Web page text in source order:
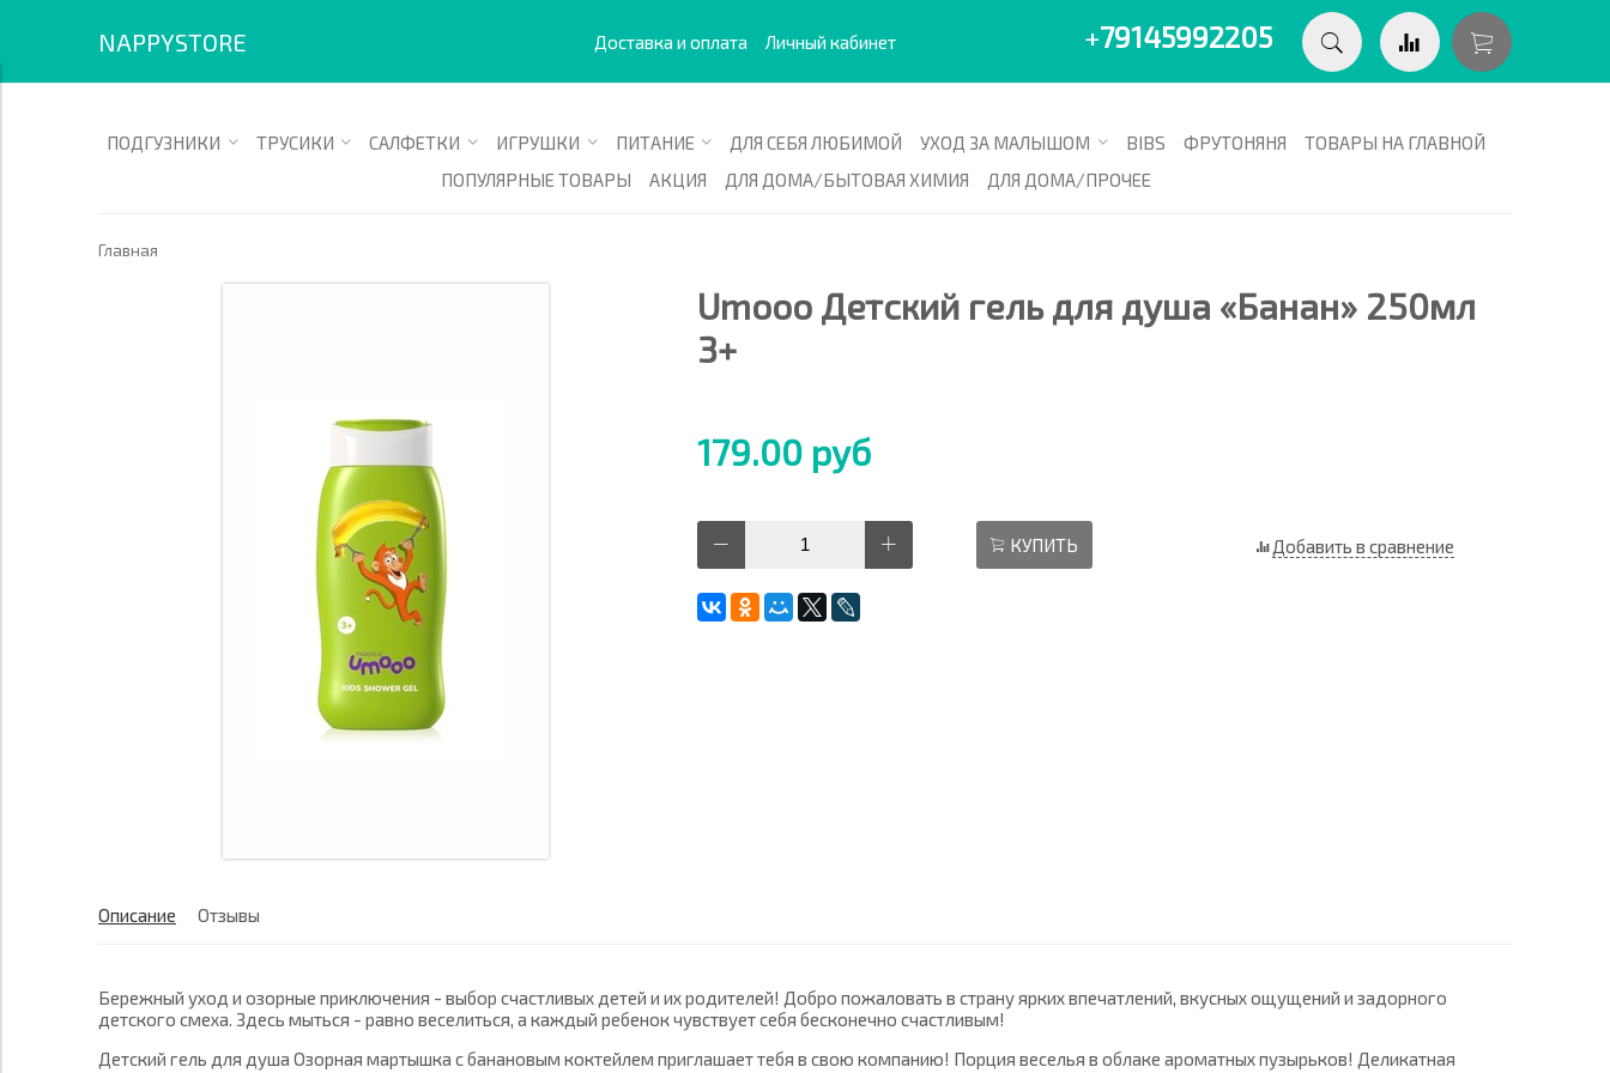
NAPPYSTORE Доставка и оплата Личный кабинет +79145992205
ПОДГУЗНИКИ ТРУСИКИ САЛФЕТКИ ИГРУШКИ ПИТАНИЕ ДЛЯ СЕБЯ ЛЮБИМОЙ УХОД ЗА МАЛЫШОМ BIBS ФРУТОНЯНЯ
ТОВАРЫ НА ГЛАВНОЙ
ПОПУЛЯРНЫЕ ТОВАРЫ
АКЦИЯ ДЛЯ ДОМА/БЫТОВАЯ ХИМИЯ ДЛЯ ДОМА/ПРОЧЕЕ
Главная
Umooo Детский гель для душа «Банан» 250мл
3+
179.00 руб
КУПИТЬ Добавить в сравнение
Описание Отзывы
Бережный уход и озорные приключения - выбор счастливых детей и их родителей! Добро пожаловать в страну ярких впечатлений, вкусных ощущений и задорного
детского смеха. Здесь мыться - равно веселиться, а каждый ребенок чувствует себя бесконечно счастливым!
Детский гель для душа Озорная мартышка с банановым коктейлем приглашает тебя в свою компанию! Порция веселья в облаке ароматных пузырьков! Деликатная